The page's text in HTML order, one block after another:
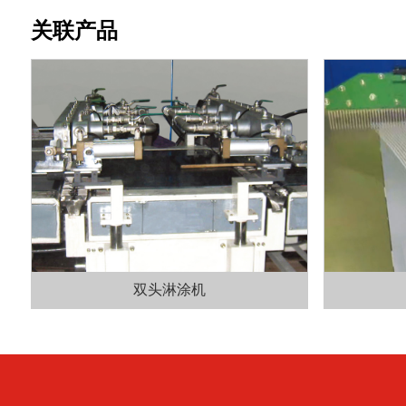
关联产品
双头淋涂机